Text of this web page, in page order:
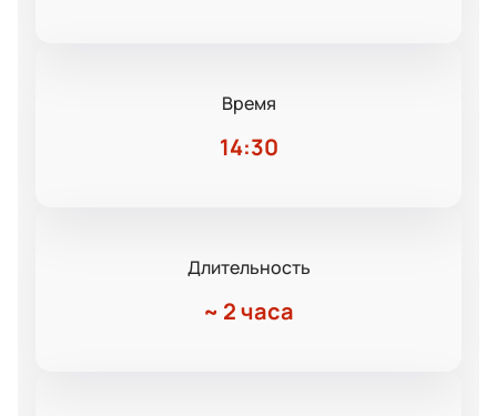
Время
14:30
Длительность
~ 2 часа